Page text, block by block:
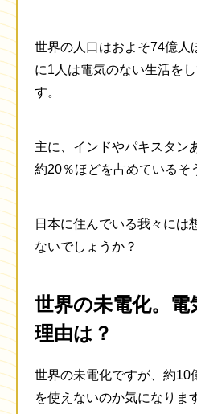
世界の人口はおよそ74億人
に1人は電気のない生活を
す。
主に、インドやパキスタン
約20％ほどを占めているそ
日本に住んでいる我々には
ないでしょうか？
世界の未電化。
理由は？
世界の未電化ですが、約10
を使えないのか気になりま